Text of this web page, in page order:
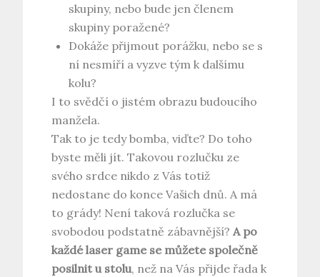
skupiny, nebo bude jen členem
skupiny poražené?
Dokáže přijmout porážku, nebo se s
ní nesmíří a vyzve tým k dalšímu
kolu?
I to svědčí o jistém obrazu budoucího
manžela.
Tak to je tedy bomba, viďte? Do toho
byste měli jít. Takovou rozlučku ze
svého srdce nikdo z Vás totiž
nedostane do konce Vašich dnů. A má
to grády! Není taková rozlučka se
svobodou podstatně zábavnější?A po
každé laser game se můžete společně
posilnit u stolu, než na Vás přijde řada k